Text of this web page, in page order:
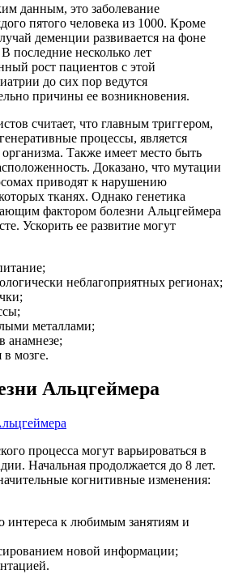
данным, это заболевание
пятого человека из 1000. Кроме
деменции развивается на фоне
последние несколько лет
рост пациентов с этой
до сих пор ведутся
причины ее возникновения.
считает, что главным триггером,
процессы, является
организма. Также имеет место быть
Доказано, что мутации
приводят к нарушению
тканях. Однако генетика
фактором болезни Альцгеймера
Ускорить ее развитие могут
неблагоприятных регионах;
металлами;
анамнезе;
в мозге.
Альцгеймера
процесса могут варьироваться в
Начальная продолжается до 8 лет.
когнитивные изменения:
интереса к любимым занятиям и
новой информации;